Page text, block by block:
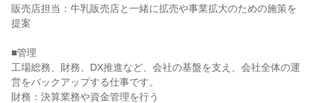
販売店担当：牛乳販売店と一緒に拡売や事業拡大のための施策を
提案
■管理
工場総務、財務、DX推進など、会社の基盤を支え、会社全体の運
営をバックアップする仕事です。
財務：決算業務や資金管理を行う